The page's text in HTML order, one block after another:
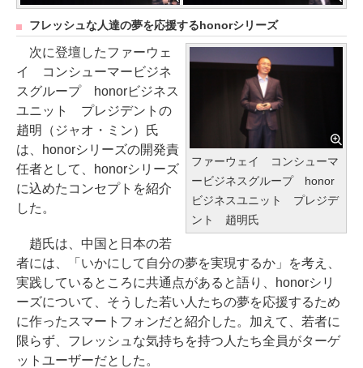
フレッシュな人達の夢を応援するhonorシリーズ
ファーウェイ コンシューマ
ービジネスグループ honor
ビジネスユニット プレジデ
ント 趙明氏
次に登壇したファーウェ
イ コンシューマービジネ
スグループ honorビジネス
ユニット プレジデントの
趙明（ジャオ・ミン）氏
は、honorシリーズの開発責
任者として、honorシリーズ
に込めたコンセプトを紹介
した。
趙氏は、中国と日本の若
者には、「いかにして自分の夢を実現するか」を考え、
実践しているところに共通点があると語り、honorシリ
ーズについて、そうした若い人たちの夢を応援するため
に作ったスマートフォンだと紹介した。加えて、若者に
限らず、フレッシュな気持ちを持つ人たち全員がターゲ
ットユーザーだとした。